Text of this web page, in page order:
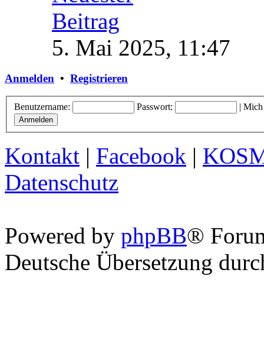
5. Mai 2025, 11:47
Anmelden • Registrieren
Benutzername: Passwort: | Mich
Kontakt | Facebook |
Datenschutz
Powered by phpBB®
Deutsche Übersetzung